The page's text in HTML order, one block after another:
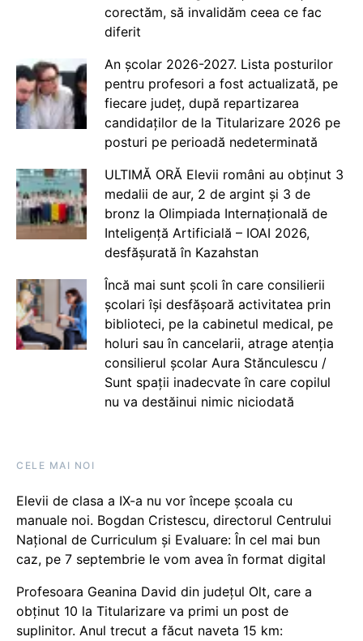
corectăm, să invalidăm ceea ce fac
diferit
An școlar 2026-2027. Lista posturilor
pentru profesori a fost actualizată, pe
fiecare județ, după repartizarea
candidaților de la Titularizare 2026 pe
posturi pe perioadă nedeterminată
ULTIMĂ ORĂ Elevii români au obținut 3
medalii de aur, 2 de argint și 3 de
bronz la Olimpiada Internațională de
Inteligență Artificială – IOAI 2026,
desfășurată în Kazahstan
Încă mai sunt școli în care consilierii
școlari își desfășoară activitatea prin
biblioteci, pe la cabinetul medical, pe
holuri sau în cancelarii, atrage atenția
consilierul școlar Aura Stănculescu /
Sunt spații inadecvate în care copilul
nu va destăinui nimic niciodată
CELE MAI NOI
Elevii de clasa a IX-a nu vor începe școala cu
manuale noi. Bogdan Cristescu, directorul Centrului
Național de Curriculum și Evaluare: În cel mai bun
caz, pe 7 septembrie le vom avea în format digital
Profesoara Geanina David din județul Olt, care a
obținut 10 la Titularizare va primi un post de
suplinitor. Anul trecut a făcut naveta 15 km: